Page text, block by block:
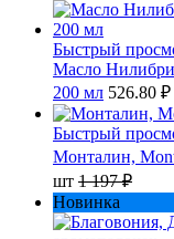
Быстрый
Масло
200 мл 526.80 ₽
Быстрый
Монталин,
шт 1 197 ₽
Новинка